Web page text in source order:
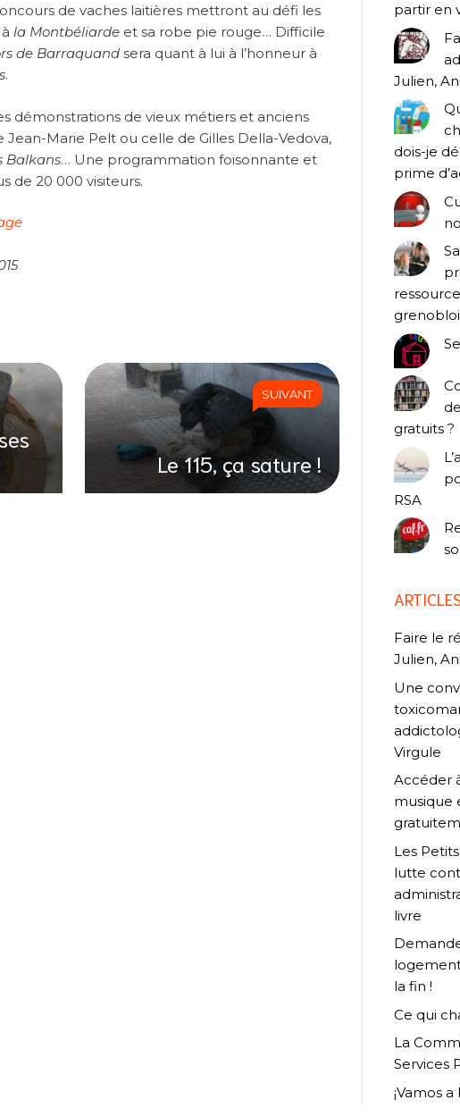
de vaches laitières mettront au défi les
la Montbéliarde et sa robe pie rouge… Difficile
de Barraquand sera quant à lui à l’honneur à
.
démonstrations de vieux métiers et anciens
Marie Pelt ou celle de Gilles Della-Vedova,
Balkans… Une programmation foisonnante et
de 20 000 visiteurs.
SUIVANT
Le 115, ça sature !
partir en
Julien,
dois-je
prime
gratuits ?
RSA
Faire le
Julien,
Une
Virgule
Accéder
musique
Les
lutte
livre
la fin !
Ce qui
La
Services
¡Vamos